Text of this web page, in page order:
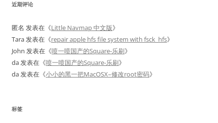
近期评论
匿名 发表在《Little Navmap 中文版》
Tara发表在《repair apple hfs file system with fsck_hfs》
John 发表在《喷一喷国产的Square-乐刷》
da发表在《喷一喷国产的Square-乐刷》
da发表在《小小的黑一把MacOSX–修改root密码》
标签